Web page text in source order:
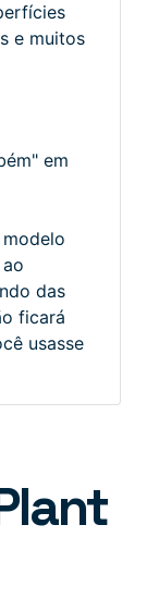
e muitos
em
das
ficará
usasse